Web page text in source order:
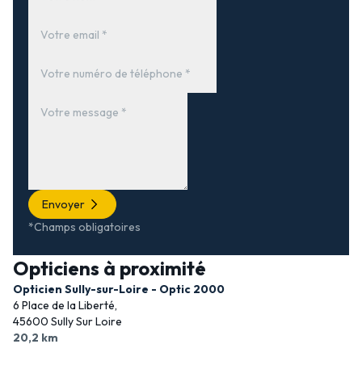
Envoyer
*Champs obligatoires
Opticiens à proximité
Opticien Sully-sur-Loire - Optic 2000
6 Place de la Liberté,
45600 Sully Sur Loire
20,2 km